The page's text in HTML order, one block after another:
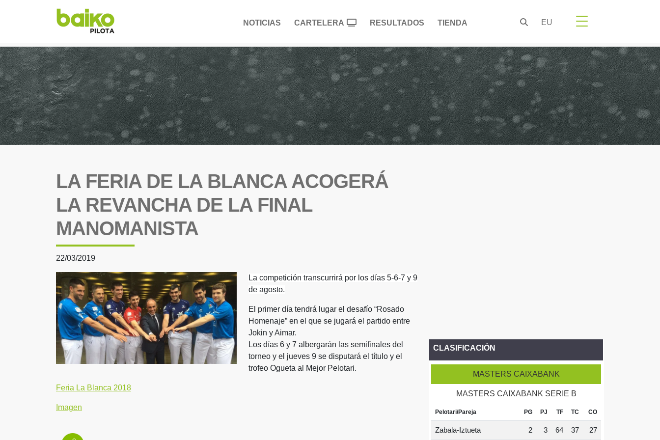
NOTICIAS CARTELERA RESULTADOS TIENDA EU
LA FERIA DE LA BLANCA ACOGERÁ
LA REVANCHA DE LA FINAL
MANOMANISTA
22/03/2019
La competición transcurrirá por los días 5-6-7 y 9
de agosto.
El primer día tendrá lugar el desafío “Rosado
Homenaje” en el que se jugará el partido entre
Jokin y Aimar.
Los días 6 y 7 albergarán las semifinales del
torneo y el jueves 9 se disputará el título y el
trofeo Ogueta al Mejor Pelotari.
Feria La Blanca 2018
Imagen
CLASIFICACIÓN
MASTERS CAIXABANK
MASTERS CAIXABANK SERIE B
Pelotari/Pareja PG PJ TF TC CO
Zabala-Iztueta 2 3 64 37 27